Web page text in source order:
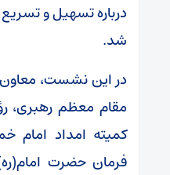
درباره تسهیل و
شد.
در این نشست،
مقام معظم رهبری،
کمیته امداد امام
فرمان حضرت